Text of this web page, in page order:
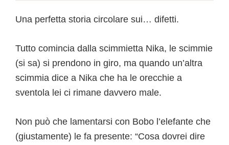
Una perfetta storia circolare sui… difetti.
Tutto comincia dalla scimmietta Nika, le scimmie
(si sa) si prendono in giro, ma quando un’altra
scimmia dice a Nika che ha le orecchie a
sventola lei ci rimane davvero male.
Non può che lamentarsi con Bobo l’elefante che
(giustamente) le fa presente: “Cosa dovrei dire